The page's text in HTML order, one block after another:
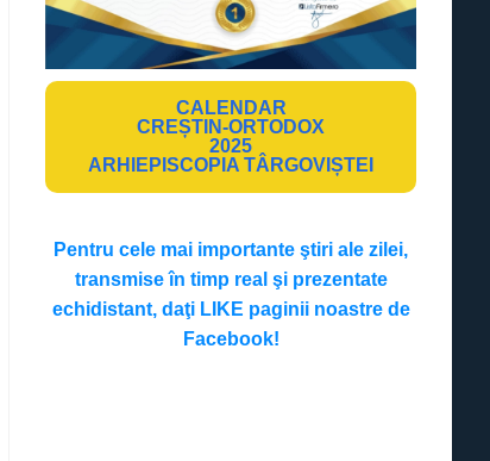
CALENDAR
CREȘTIN-ORTODOX
2025
ARHIEPISCOPIA TÂRGOVIȘTEI
Pentru cele mai importante ştiri ale zilei,
transmise în timp real şi prezentate
echidistant, daţi LIKE paginii noastre de
Facebook!